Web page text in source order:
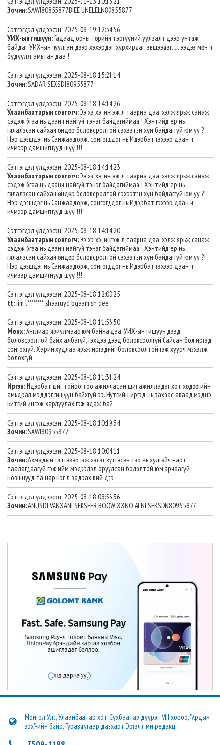
Зочин:SAWI80855877BIEE UNELELN80855877
Сэтгэгдэл үлдээсэн: 2025-08-19 12:34:56
УИХ-ын гишүүн:Гадаад орны төрийн тэргүүний уулзалт дээр унтаж
байдаг, УИХ-ын чуулган дээр хэхэрдэг, хурхирдаг, эвшээдэг..... ээдээ мөн ч
бүдүүлэг амьтан даа !
Сэтгэгдэл үлдээсэн: 2025-08-18 15:21:14
Зочин:SADAR SEXSDI80955877
Сэтгэгдэл үлдээсэн: 2025-08-18 14:14:26
Улаанбаатарын сонгогч:Ээ хэ хэ, ингэж л таарна даа, хэлж ярьж,санаж
сэдэж бгаа нь даанч найгүй тэнэг байдагиймаа ! Хэнтийд ер нь
гялалзсан сайхан өндөр боловсролтой сэхээтэн хүн байдаггүй юм уу ?!
Нэр дэвшдэг нь Санжаадорж, сонгогддог нь Идэрбат гэхээр даан ч
ичмээр дамшигнууд шүү !!!
Сэтгэгдэл үлдээсэн: 2025-08-18 14:14:23
Улаанбаатарын сонгогч:Ээ хэ хэ, ингэж л таарна даа, хэлж ярьж,санаж
сэдэж бгаа нь даанч найгүй тэнэг байдагиймаа ! Хэнтийд ер нь
гялалзсан сайхан өндөр боловсролтой сэхээтэн хүн байдаггүй юм уу ?!
Нэр дэвшдэг нь Санжаадорж, сонгогддог нь Идэрбат гэхээр даан ч
ичмээр дамшигнууд шүү !!!
Сэтгэгдэл үлдээсэн: 2025-08-18 14:14:20
Улаанбаатарын сонгогч:Ээ хэ хэ, ингэж л таарна даа, хэлж ярьж,санаж
сэдэж бгаа нь даанч найгүй тэнэг байдагиймаа ! Хэнтийд ер нь
гялалзсан сайхан өндөр боловсролтой сэхээтэн хүн байдаггүй юм уу ?!
Нэр дэвшдэг нь Санжаадорж, сонгогддог нь Идэрбат гэхээр даан ч
ичмээр дамшигнууд шүү !!!
Сэтгэгдэл үлдээсэн: 2025-08-18 12:00:25
tt:iim l ******** shaaruyd bgaam sh dee
Сэтгэгдэл үлдээсэн: 2025-08-18 11:53:50
Мөнх:Англиар яриулмаар юм байна даа. УИХ-ын гишүүн дээд
боловсролтой байх албагүй, гэхдээ дээд боловсролгүй байсан бол иргэд
сонгохгүй. Харин худлаа ярьж иргэдийг боловсролтой гэж хуурч мэхэлж
болохгүй
Сэтгэгдэл үлдээсэн: 2025-08-18 11:31:24
Иргэн:Идэрбат шиг тойрогтоо ажилласан шиг ажилладаг хот хөдөөгийн
амьдрал мэддэг гишүүн байхгүй ээ. Нутгийн иргэд нь захаас аваад мэднэ.
Битгий ингэж харлуулах гэж ядаж бай
Сэтгэгдэл үлдээсэн: 2025-08-18 10:19:34
Зочин:SAWI80955877
Сэтгэгдэл үлдээсэн: 2025-08-18 10:04:11
Зочин:Ахмадын тэтгэвэр гэж хэсэг зүтгэсэн тэр нь хулгайч нарт
таалагдаагүй гэж ийм мэдээлэл оруулсан бололтой юм арчаагүй
новшнууд та нар нэг л задрах вий дээ
Сэтгэгдэл үлдээсэн: 2025-08-18 08:56:36
Зочин:ANUSDI VANXANI SEKSEER BOOW XXNO ALNI SEKSDN80955877
Монгол Улс, Улаанбаатар хот, Сүхбаатар дүүрэг, VIII хороо, "Ардын
эрх"-ийн байр, Гуравдугаар давхарт Эргэлт.мн редакц